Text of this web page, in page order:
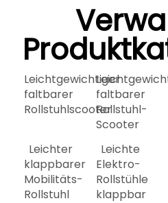
Leichtgewichtiger
faltbarer
Rollstuhlscooter
faltbarer
Rollstuhl-
Scooter
Leichter
klappbarer
Mobilitäts-
Rollstuhl
Leichte
Elektro-
Rollstühle
klappbar